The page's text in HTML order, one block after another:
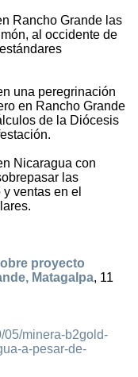
Rancho Grande las
al occidente de
una peregrinación
en Rancho Grande
de la Diócesis
Nicaragua con
las
ventas en el
proyecto
Matagalpa, 11
05/minera-b2gold-
a-pesar-de-